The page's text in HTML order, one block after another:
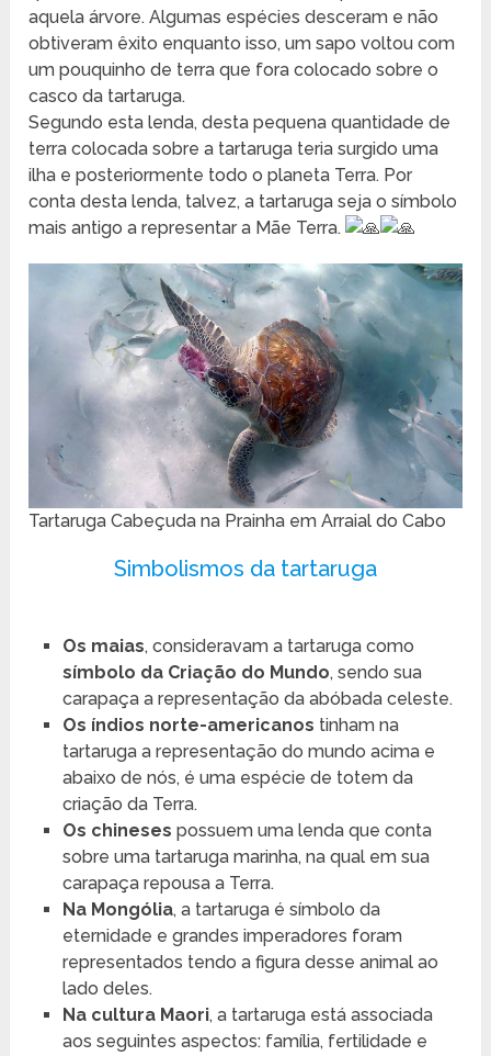
aquela árvore. Algumas espécies desceram e não
obtiveram êxito enquanto isso, um sapo voltou com
um pouquinho de terra que fora colocado sobre o
casco da tartaruga.
Segundo esta lenda, desta pequena quantidade de
terra colocada sobre a tartaruga teria surgido uma
ilha e posteriormente todo o planeta Terra. Por
conta desta lenda, talvez, a tartaruga seja o símbolo
mais antigo a representar a Mãe Terra.
Tartaruga Cabeçuda na Prainha em Arraial do Cabo
Simbolismos da tartaruga
Os maias, consideravam a tartaruga como
símbolo da Criação do Mundo, sendo sua
carapaça a representação da abóbada celeste.
Os índios norte-americanos tinham na
tartaruga a representação do mundo acima e
abaixo de nós, é uma espécie de totem da
criação da Terra.
Os chineses possuem uma lenda que conta
sobre uma tartaruga marinha, na qual em sua
carapaça repousa a Terra.
Na Mongólia, a tartaruga é símbolo da
eternidade e grandes imperadores foram
representados tendo a figura desse animal ao
lado deles.
Na cultura Maori, a tartaruga está associada
aos seguintes aspectos: família, fertilidade e